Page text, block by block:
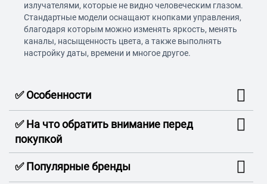
излучателями, которые не видно человеческим глазом.
Стандартные модели оснащают кнопками управления,
благодаря которым можно изменять яркость, менять
каналы, насыщенность цвета, а также выполнять
настройку даты, времени и многое другое.
✅ Особенности
✅ На что обратить внимание перед
покупкой
✅ Популярные бренды